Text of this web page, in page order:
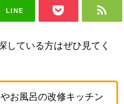
LINE
している方はぜひ見てく
お風呂の改修キッチン